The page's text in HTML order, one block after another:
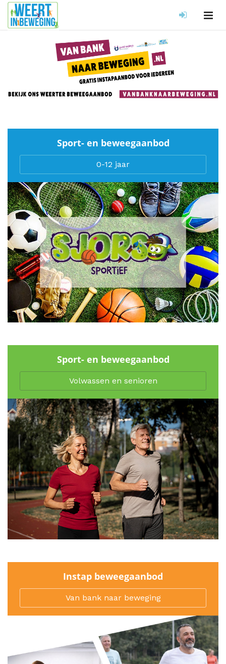
Sport- en beweegaanbod
0-12 jaar
Sport- en beweegaanbod
Volwassen en senioren
Instap beweegaanbod
Van bank naar beweging